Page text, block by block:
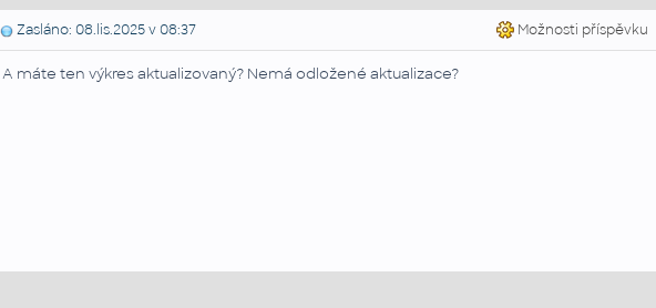
Možnosti příspěvku
Zasláno: 08.lis.2025 v 08:37
A máte ten výkres aktualizovaný? Nemá odložené aktualizace?